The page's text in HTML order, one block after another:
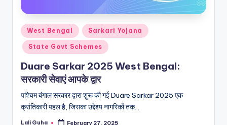
Posted
in
West Bengal Sarkari Yojana
State Govt Schemes
Duare Sarkar 2025 West Bengal:
सरकारी सेवाएं आपके द्वार
पश्चिम बंगाल सरकार द्वारा शुरू की गई Duare Sarkar 2025 एक
क्रांतिकारी पहल है, जिसका उद्देश्य नागरिकों तक…
Lali Guha February 27, 2025